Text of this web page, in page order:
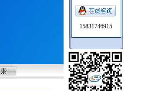
15831746915